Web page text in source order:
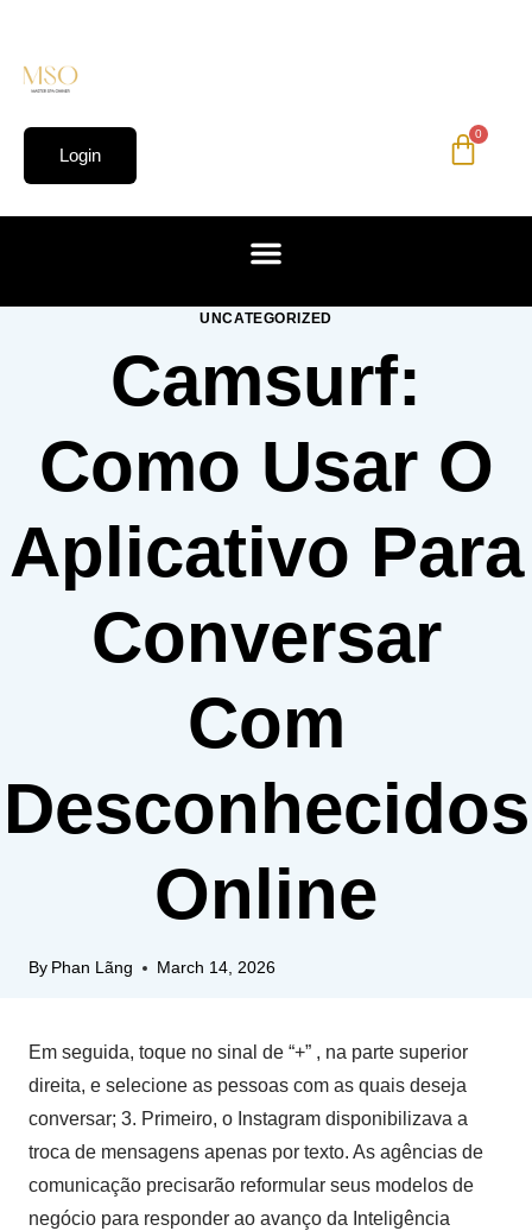
Login
0
UNCATEGORIZED
Camsurf:
Como Usar O
Aplicativo Para
Conversar
Com
Desconhecidos
Online
By Phan Lãng March 14, 2026
Em seguida, toque no sinal de “+” , na parte superior
direita, e selecione as pessoas com as quais deseja
conversar; 3. Primeiro, o Instagram disponibilizava a
troca de mensagens apenas por texto. As agências de
comunicação precisarão reformular seus modelos de
negócio para responder ao avanço da Inteligência